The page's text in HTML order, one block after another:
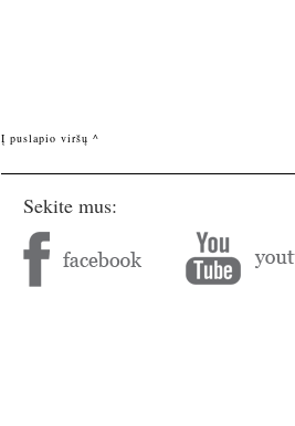
Į puslapio viršų ^
Sekite mus: